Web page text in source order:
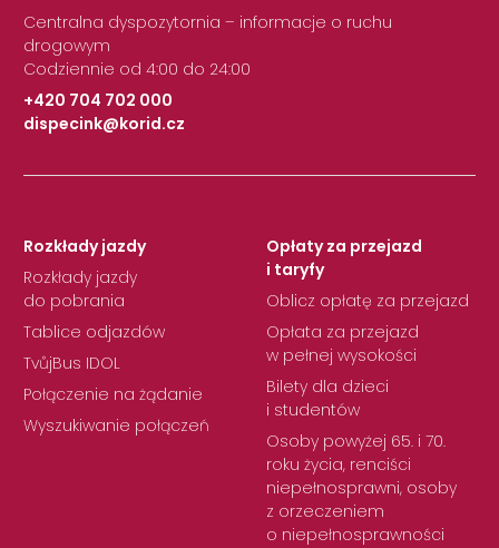
Centralna dyspozytornia – informacje o ruchu
drogowym
Codziennie od 4:00 do 24:00
+420 704 702 000
|
dispecink@korid.cz
Rozkłady jazdy
Rozkłady jazdy
do pobrania
Tablice odjazdów
TvůjBus IDOL
Połączenie na żądanie
Wyszukiwanie połączeń
Opłaty za przejazd
i taryfy
Oblicz opłatę za przejazd
Opłata za przejazd
w pełnej wysokości
Bilety dla dzieci
i studentów
Osoby powyżej 65. i 70.
roku życia, renciści
niepełnosprawni, osoby
z orzeczeniem
o niepełnosprawności